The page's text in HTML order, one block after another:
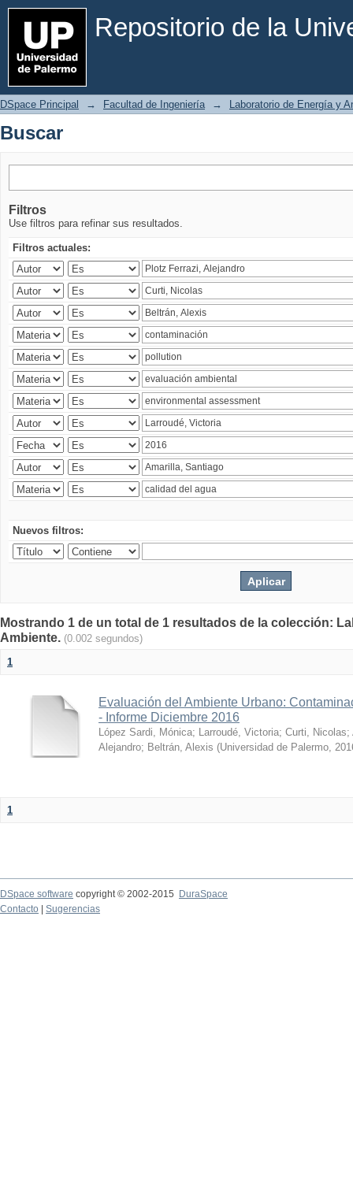
Repositorio de la
Buscar
DSpace Principal → Facultad de Ingeniería → Laboratorio de Energía y
Buscar
Filtros
Use filtros para refinar sus resultados.
Filtros actuales:
Nuevos filtros:
Mostrando 1 de un total de 1 resultados de la colección:
Ambiente. (0.002 segundos)
1
Evaluación del Ambiente Urbano:
- Informe Diciembre 2016
López Sardi, Mónica; Larroudé, Victoria; Curti, Nicolas;
Alejandro; Beltrán, Alexis (Universidad de Palermo,
1
DSpace software copyright © 2002-2015
DuraSpace
Contacto
Sugerencias